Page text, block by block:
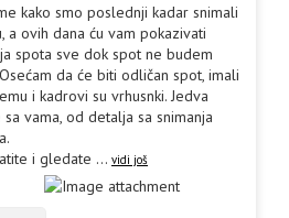
kako smo poslednji kadar snimali
a ovih dana ću vam pokazivati
spota sve dok spot ne budem
da će biti odličan spot, imali
i kadrovi su vrhusnki. Jedva
vama, od detalja sa snimanja
i gledate ... vidi još